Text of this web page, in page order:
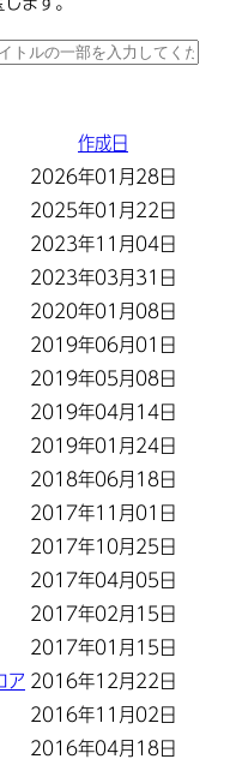
作成日
2026年01月28日
2025年01月22日
2023年11月04日
2023年03月31日
2020年01月08日
2019年06月01日
2019年05月08日
2019年04月14日
2019年01月24日
2018年06月18日
2017年11月01日
2017年10月25日
2017年04月05日
2017年02月15日
2017年01月15日
ア 2016年12月22日
2016年11月02日
2016年04月18日